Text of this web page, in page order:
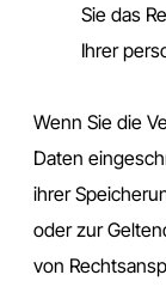
Sie das
Ihrer
Wenn Sie die
Daten
ihrer
oder zur
von